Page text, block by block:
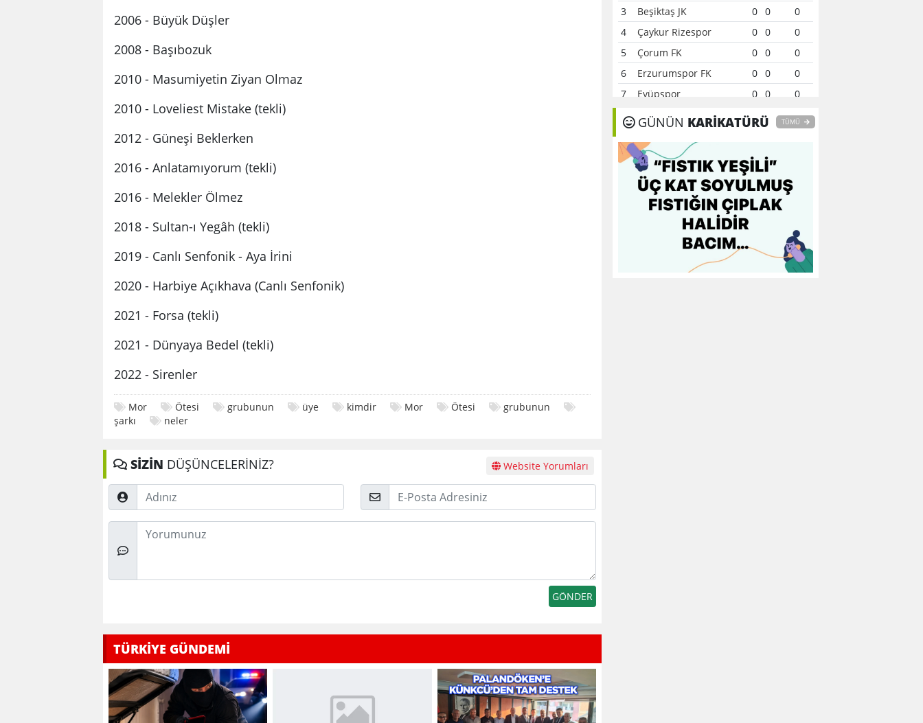
2006 - Büyük Düşler
2008 - Başıbozuk
2010 - Masumiyetin Ziyan Olmaz
2010 - Loveliest Mistake (tekli)
2012 - Güneşi Beklerken
2016 - Anlatamıyorum (tekli)
2016 - Melekler Ölmez
2018 - Sultan-ı Yegâh (tekli)
2019 - Canlı Senfonik - Aya İrini
2020 - Harbiye Açıkhava (Canlı Senfonik)
2021 - Forsa (tekli)
2021 - Dünyaya Bedel (tekli)
2022 - Sirenler
Mor Ötesi grubunun üye kimdir Mor Ötesi
grubunun
şarkı
neler
SİZİN DÜŞÜNCELERİNİZ? Website Yorumları
Adınız
Posta
Düşünceleriniz
TÜRKİYE GÜNDEMİ
3 Beşiktaş JK 0 0
0
4
Çaykur Rizespor 0 0
0
5
Çorum FK 0 0
0
6
Erzurumspor FK 0 0
0
7
Eyüpspor 0 0
0
8
Fenerbahçe 0
0
10 Gaziantep FK 0 0
Gençlerbirliği 0 0
Göztepe 0 0
Başakşehir FK
Kasımpaşa
0
0
0
GÜNÜN KARİKATÜRÜ TÜMÜ